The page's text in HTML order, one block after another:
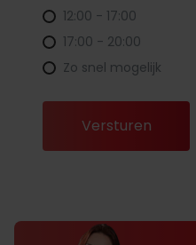
12:00 - 17:00
17:00 - 20:00
Zo snel mogelijk